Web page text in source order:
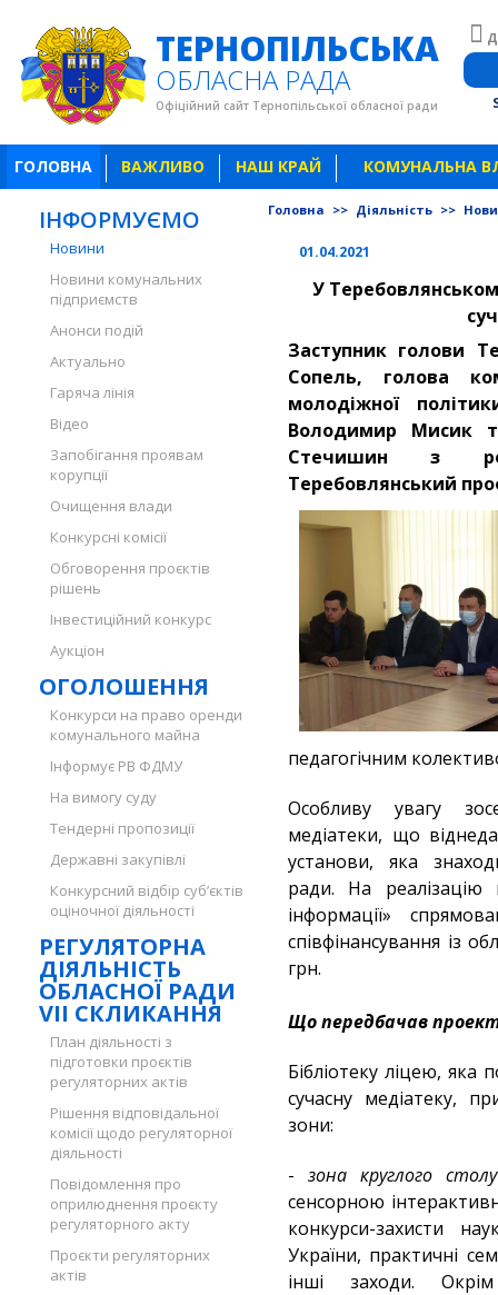
ТЕРНОПІЛЬСЬКА
ОБЛАСНА РАДА
Офіційний сайт Тернопільської обласної ради
ГОЛОВНА ВАЖЛИВО НАШ КРАЙ КОМУНАЛЬНА
ІНФОРМУЄМО
Новини
Новини комунальних
підприємств
Анонси подій
Актуально
Гаряча лінія
Відео
Запобігання проявам
корупції
Очищення влади
Конкурсні комісії
Обговорення проєктів
рішень
Інвестиційний конкурс
Аукціон
ОГОЛОШЕННЯ
Конкурси на право оренди
комунального майна
Інформує РВ ФДМУ
На вимогу суду
Тендерні пропозиції
Державні закупівлі
Конкурсний відбір суб’єктів
оціночної діяльності
РЕГУЛЯТОРНА
ДІЯЛЬНІСТЬ
ОБЛАСНОЇ РАДИ
VII СКЛИКАННЯ
План діяльності з
підготовки проєктів
регуляторних актів
Рішення відповідальної
комісії щодо регуляторної
діяльності
Повідомлення про
оприлюднення проєкту
регуляторного акту
Проєкти регуляторних
актів
Головна >> Діяльність >>
01.04.2021
У
Заступник голови
Сопель, голова
молодіжної
Володимир Мисик
Стечишин з
Теребовлянський
педагогічним
Особливу увагу
медіатеки, що
установи, яка
ради. На реалізацію
інформації»
співфінансування із
грн.
Що передбачав
Бібліотеку ліцею, яка
сучасну медіатеку,
зони:
-зона круглого
сенсорною
конкурси-захисти
України, практичні
інші заходи.